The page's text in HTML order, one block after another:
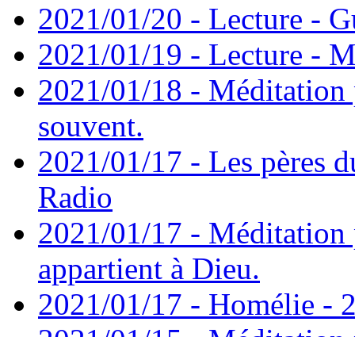
2021/01/20 - Lecture -
2021/01/19 - Lecture -
2021/01/18 - Méditation
souvent.
2021/01/17 - Les pères
Radio
2021/01/17 - Méditation
appartient à Dieu.
2021/01/17 - Homélie -